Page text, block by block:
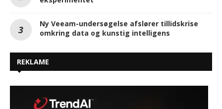
Ny Veeam-undersøgelse afslører tillidskrise
omkring data og kunstig intelligens
REKLAME